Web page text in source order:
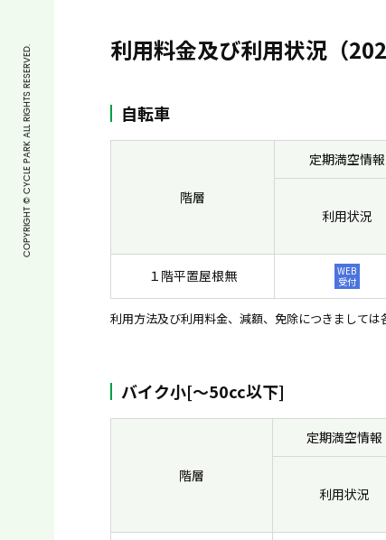
利用料金及び利用状況（
自転車
階層
定期満空情報
利用状況
１階平置屋根無
WEB
受付
利用方法及び利用料金、減額、免除につきましては
バイク小[〜50cc以下]
階層
定期満空情報
利用状況
COPYRIGHT © CYCLE PARK ALL RIGHTS RESERVED.